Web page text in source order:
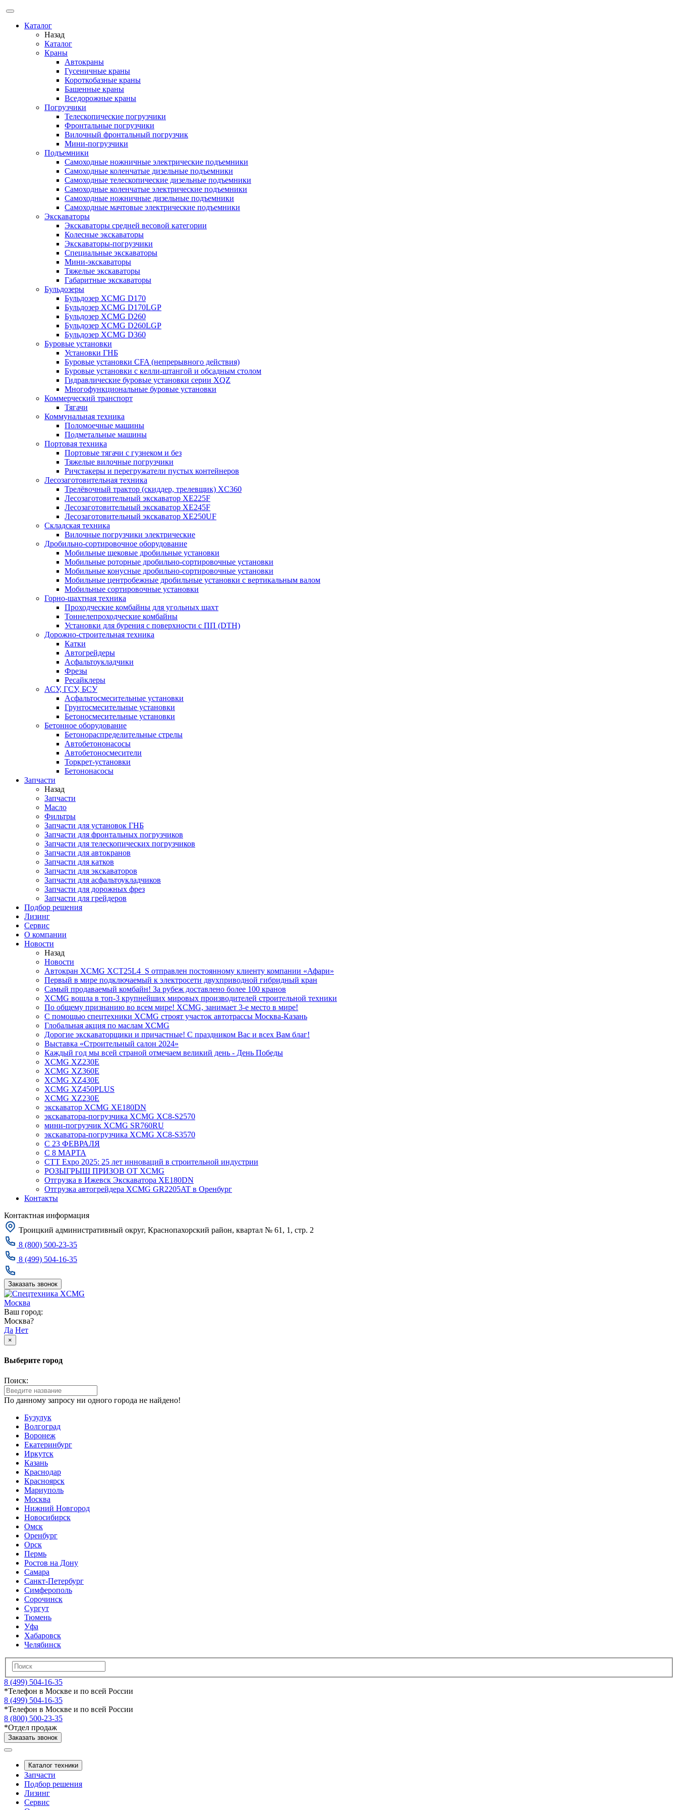
Каталог
Назад
Каталог
Краны
Автокраны
Гусеничные краны
Короткобазные краны
Башенные краны
Вcедорожные краны
Погрузчики
Телескопические погрузчики
Фронтальные погрузчики
Вилочный фронтальный погрузчик
Мини-погрузчики
Подъемники
Самоходные ножничные электрические подъемники
Самоходные коленчатые дизельные подъемники
Самоходные телескопические дизельные подъемники
Самоходные коленчатые электрические подъемники
Самоходные ножничные дизельные подъемники
Самоходные мачтовые электрические подъемники
Экскаваторы
Экскаваторы средней весовой категории
Колесные экскаваторы
Экскаваторы-погрузчики
Специальные экскаваторы
Мини-экскаваторы
Тяжелые экскаваторы
Габаритные экскаваторы
Бульдозеры
Бульдозер XCMG D170
Бульдозер XCMG D170LGP
Бульдозер XCMG D260
Бульдозер XCMG D260LGP
Бульдозер XCMG D360
Буровые установки
Установки ГНБ
Буровые установки CFA (непрерывного действия)
Буровые установки с келли-штангой и обсадным столом
Гидравлические буровые установки серии XQZ
Многофункциональные буровые установки
Коммерческий транспорт
Тягачи
Коммунальная техника
Поломоечные машины
Подметальные машины
Портовая техника
Портовые тягачи с гузнеком и без
Тяжелые вилочные погрузчики
Ричстакеры и перегружатели пустых контейнеров
Лесозаготовительная техника
Трелёвочный трактор (скиддер, трелевщик) XC360
Лесозаготовительный экскаватор XE225F
Лесозаготовительный экскаватор XE245F
Лесозаготовительный экскаватор XE250UF
Складская техника
Вилочные погрузчики электрические
Дробильно-сортировочное оборудование
Мобильные щековые дробильные установки
Мобильные роторные дробильно-сортировочные установки
Мобильные конусные дробильно-сортировочные установки
Мобильные центробежные дробильные установки с вертикальным валом
Мобильные сортировочные установки
Горно-шахтная техника
Проходческие комбайны для угольных шахт
Тоннелепроходческие комбайны
Установки для бурения с поверхности с ПП (DTH)
Дорожно-строительная техника
Катки
Автогрейдеры
Асфальтоукладчики
Фрезы
Ресайклеры
АСУ, ГСУ, БСУ
Асфальтосмесительные установки
Грунтосмесительные установки
Бетоносмесительные установки
Бетонное оборудование
Бетонораспределительные стрелы
Автобетононасосы
Автобетоносмесители
Торкрет-установки
Бетононасосы
Запчасти
Назад
Запчасти
Масло
Фильтры
Запчасти для установок ГНБ
Запчасти для фронтальных погрузчиков
Запчасти для телескопических погрузчиков
Запчасти для автокранов
Запчасти для катков
Запчасти для экскаваторов
Запчасти для асфальтоукладчиков
Запчасти для дорожных фрез
Запчасти для грейдеров
Подбор решения
Лизинг
Сервис
О компании
Новости
Назад
Новости
Автокран XCMG XCT25L4_S отправлен постоянному клиенту компании «Афари»
Первый в мире подключаемый к электросети двухприводной гибридный кран
Самый продаваемый комбайн! За рубеж доставлено более 100 кранов
XCMG вошла в топ-3 крупнейших мировых производителей строительной техники
По общему признанию во всем мире! XCMG, занимает 3-е место в мире!
С помощью спецтехники XCMG строят участок автотрассы Москва-Казань
Глобальная акция по маслам XCMG
Дорогие экскаваторщики и причастные! С праздником Вас и всех Вам благ!
Выставка «Строительный салон 2024»
Каждый год мы всей страной отмечаем великий день - День Победы
XCMG XZ230E
XCMG XZ360E
XCMG XZ430E
XCMG XZ450PLUS
XCMG XZ230E
экскаватор XCMG XE180DN
экскаватора-погрузчика XCMG XC8-S2570
мини-погрузчик XCMG SR760RU
экскаватора-погрузчика XCMG XC8-S3570
С 23 ФЕВРАЛЯ
С 8 МАРТА
CTT Expo 2025: 25 лет инноваций в строительной индустрии
РОЗЫГРЫШ ПРИЗОВ ОТ XCMG
Отгрузка в Ижевск Экскаватора XE180DN
Отгрузка автогрейдера XCMG GR2205AT в Оренбург
Контакты
Контактная информация
Троицкий административный округ, Краснопахорский район, квартал № 61, 1, стр. 2
8 (800) 500-23-35
8 (499) 504-16-35
Заказать звонок
Москва
Ваш город:
Москва?
Да Нет
×
Выберите город
Поиск:
По данному запросу ни одного города не найдено!
Бузулук
Волгоград
Воронеж
Екатеринбург
Иркутск
Казань
Краснодар
Красноярск
Мариуполь
Москва
Нижний Новгород
Новосибирск
Омск
Оренбург
Орск
Пермь
Ростов на Дону
Самара
Санкт-Петербург
Симферополь
Сорочинск
Сургут
Тюмень
Уфа
Хабаровск
Челябинск
8 (499) 504-16-35
*Телефон в Москве и по всей России
8 (499) 504-16-35
*Телефон в Москве и по всей России
8 (800) 500-23-35
*Отдел продаж
Заказать звонок
Каталог техники
Запчасти
Подбор решения
Лизинг
Сервис